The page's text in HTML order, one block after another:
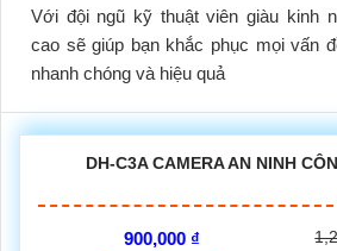
Với đội ngũ kỹ thuật viên giàu kinh
cao sẽ giúp bạn khắc phục mọi vấn
nhanh chóng và hiệu quả
DH-C3A CAMERA AN NINH
900,000 ₫